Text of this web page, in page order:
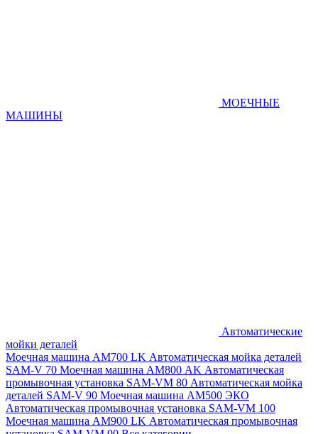
МОЕЧНЫЕ
МАШИНЫ
Автоматические
мойки деталей
Моечная машина AM700 LK Автоматическая мойка деталей
SAM-V 70 Моечная машина АМ800 AK Автоматическая
промывочная установка SAM-VM 80 Автоматическая мойка
деталей SAM-V 90 Моечная машина АМ500 ЭКО
Автоматическая промывочная установка SAM-VM 100
Моечная машина AM900 LK Автоматическая промывочная